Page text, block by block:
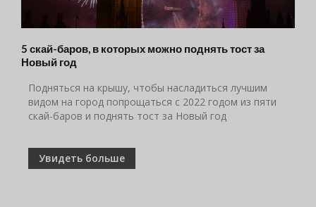
5 скай-баров, в которых можно поднять тост за
Новый год
Подняться на крышу, чтобы насладиться лучшим
видом на город попрощаться с 2022 годом из пяти
скай-баров и поднять тост за Новый год
Увидеть больше